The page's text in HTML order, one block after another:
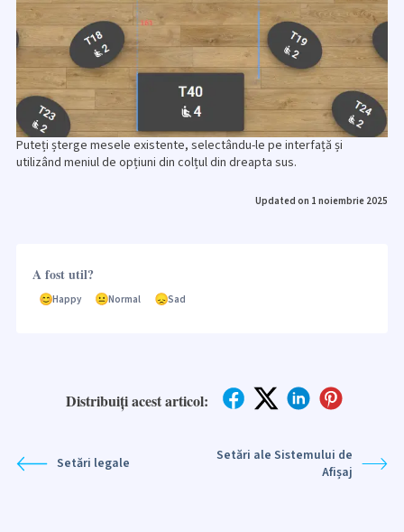
Puteți șterge mesele existente, selectându-le pe interfață și
utilizând meniul de opțiuni din colțul din dreapta sus.
Updated on 1 noiembrie 2025
A fost util?
Happy Normal Sad
Distribuiți acest articol:
Setări legale
Setări ale Sistemului de
Afișaj